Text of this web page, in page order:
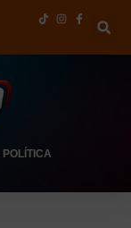
POLÍTICA